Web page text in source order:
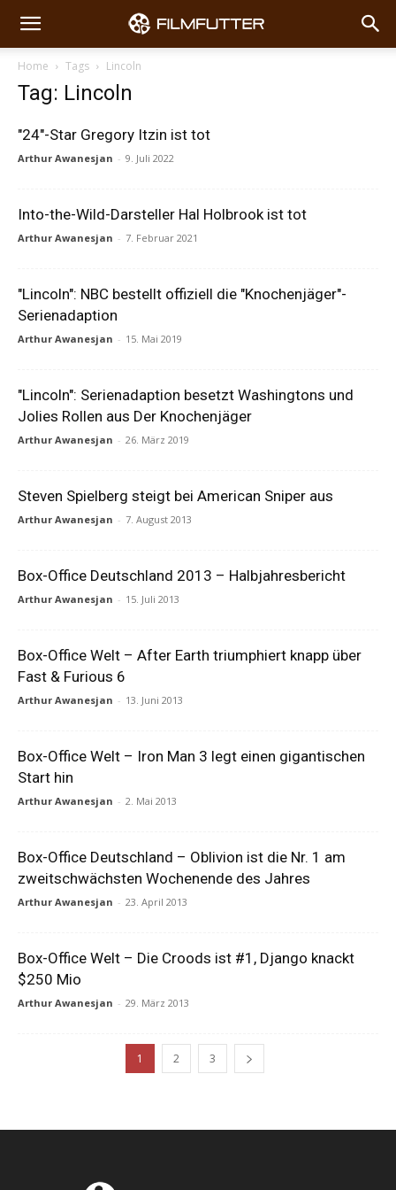
Home Tags Lincoln
Tag: Lincoln
"24"-Star Gregory Itzin ist tot
Arthur Awanesjan - 9. Juli 2022
Into-the-Wild-Darsteller Hal Holbrook ist tot
Arthur Awanesjan - 7. Februar 2021
"Lincoln": NBC bestellt offiziell die "Knochenjäger"-
Serienadaption
Arthur Awanesjan - 15. Mai 2019
"Lincoln": Serienadaption besetzt Washingtons und
Jolies Rollen aus Der Knochenjäger
Arthur Awanesjan - 26. März 2019
Steven Spielberg steigt bei American Sniper aus
Arthur Awanesjan - 7. August 2013
Box-Office Deutschland 2013 – Halbjahresbericht
Arthur Awanesjan - 15. Juli 2013
Box-Office Welt – After Earth triumphiert knapp über
Fast & Furious 6
Arthur Awanesjan - 13. Juni 2013
Box-Office Welt – Iron Man 3 legt einen gigantischen
Start hin
Arthur Awanesjan - 2. Mai 2013
Box-Office Deutschland – Oblivion ist die Nr. 1 am
zweitschwächsten Wochenende des Jahres
Arthur Awanesjan - 23. April 2013
Box-Office Welt – Die Croods ist #1, Django knackt
$250 Mio
Arthur Awanesjan - 29. März 2013
1 2 3